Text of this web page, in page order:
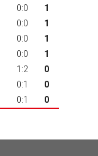
0:0
1
0:0
1
0:0
1
0:0
1
1:2
0
0:1
0
0:1 0